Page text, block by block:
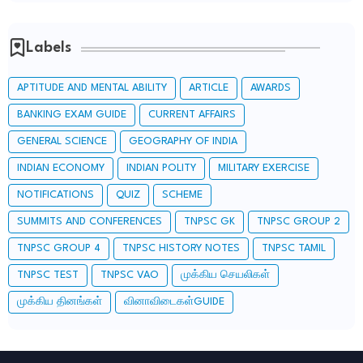
Labels
APTITUDE AND MENTAL ABILITY ARTICLE AWARDS
BANKING EXAM GUIDE CURRENT AFFAIRS
GENERAL SCIENCE GEOGRAPHY OF INDIA
INDIAN ECONOMY INDIAN POLITY MILITARY EXERCISE
NOTIFICATIONS QUIZ SCHEME
SUMMITS AND CONFERENCES TNPSC GK TNPSC GROUP 2
TNPSC GROUP 4 TNPSC HISTORY NOTES TNPSC TAMIL
TNPSC TEST TNPSC VAO முக்கிய செயலிகள்
முக்கிய தினங்கள் வினாவிடைகள்GUIDE